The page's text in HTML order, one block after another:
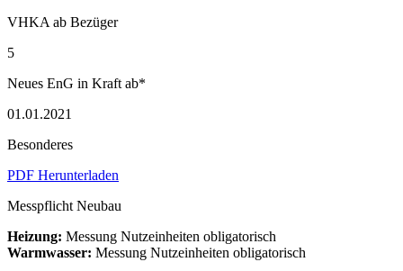
VHKA ab Bezüger
5
Neues EnG in Kraft ab*
01.01.2021
Besonderes
PDF Herunterladen
Messpflicht Neubau
Heizung: Messung Nutzeinheiten obligatorisch
Warmwasser: Messung Nutzeinheiten obligatorisch